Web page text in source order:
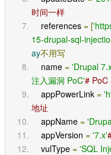
时间一样
    references
= [
15-drupal-sql-
ay不用写
    name
= 'Drupal
注入漏洞 PoC'# PoC
    appPowerLink
=
地址
    appName
=
    appVersion
= '7.x'
    vulType
= 'SQL